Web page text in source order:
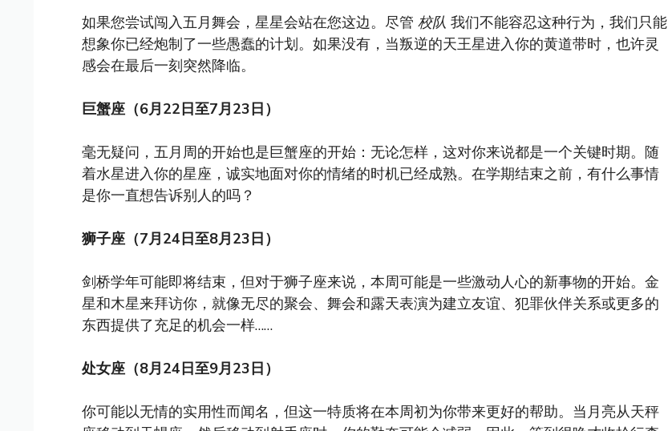
如果您尝试闯入五月舞会，星星会站在您这边。尽管 校队 我们不能容忍这种行为，我们只能
想象你已经炮制了一些愚蠢的计划。如果没有，当叛逆的天王星进入你的黄道带时，也许灵
感会在最后一刻突然降临。
巨蟹座（6月22日至7月23日）
毫无疑问，五月周的开始也是巨蟹座的开始：无论怎样，这对你来说都是一个关键时期。随
着水星进入你的星座，诚实地面对你的情绪的时机已经成熟。在学期结束之前，有什么事情
是你一直想告诉别人的吗？
狮子座（7月24日至8月23日）
剑桥学年可能即将结束，但对于狮子座来说，本周可能是一些激动人心的新事物的开始。金
星和木星来拜访你，就像无尽的聚会、舞会和露天表演为建立友谊、犯罪伙伴关系或更多的
东西提供了充足的机会一样……
处女座（8月24日至9月23日）
你可能以无情的实用性而闻名，但这一特质将在本周初为你带来更好的帮助。当月亮从天秤